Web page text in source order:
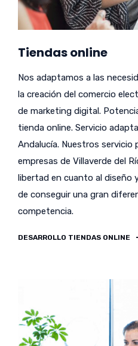
Tiendas online
Nos adaptamos a las
la creación del comercio
de marketing digital.
tienda online. Servicio
Andalucía. Nuestros servicio
empresas de Villaverde del
libertad en cuanto al diseño
de conseguir una gran
competencia.
DESARROLLO TIENDAS ONLINE